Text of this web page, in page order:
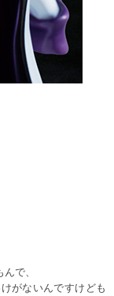
で、
がないんですけども